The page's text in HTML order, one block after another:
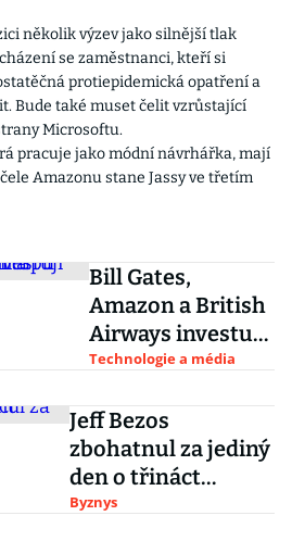
několik výzev jako silnější tlak
se zaměstnanci, kteří si
protiepidemická opatření a
Bude také muset čelit vzrůstající
Microsoftu.
pracuje jako módní návrhářka, mají
Amazonu stane Jassy ve třetím
Bill Gates,
Amazon a British
Airways investují
do vodíkového
Technologie a média
Jeff Bezos
zbohatnul za jediný
den o třináct
miliard dolarů
Byznys